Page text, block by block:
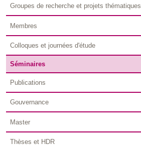
Groupes de recherche et projets thématiques
Membres
Colloques et journées d'étude
Séminaires
Publications
Gouvernance
Master
Thèses et HDR